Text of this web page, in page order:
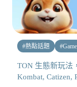
#熱點話題 #
TON 生態新玩法
Kombat, Catizen,